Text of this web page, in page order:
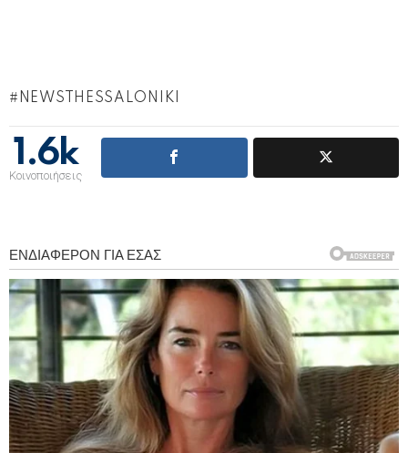
NEWSTHESSALONIKI
1.6k
Κοινοποιήσεις